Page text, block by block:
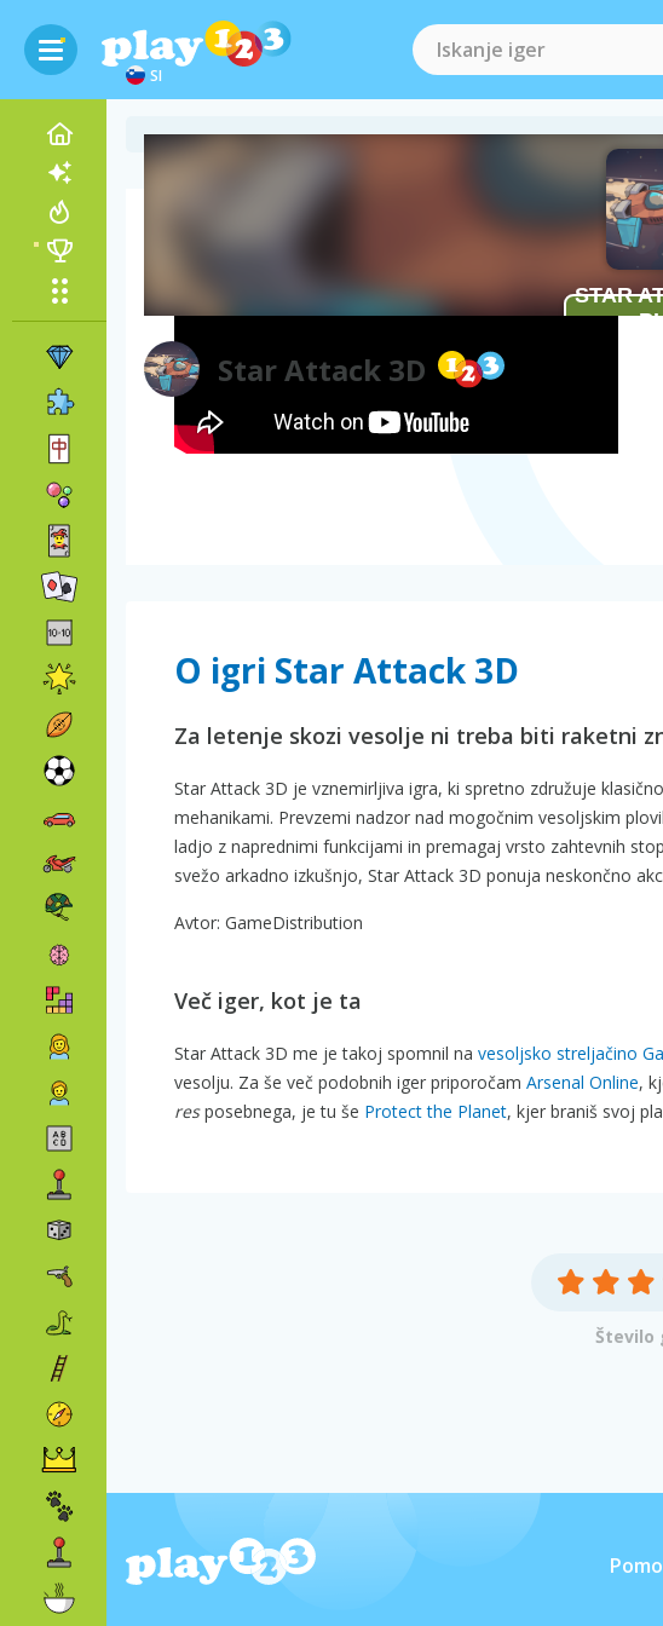
SI
Star Attack 3D
Videoposnetek igre
O igri Star Attack 3D
Za letenje skozi vesolje ni treba biti raketni
Star Attack 3D je vznemirljiva igra, ki spretno združuje
mehanikami. Prevzemi nadzor nad mogočnim vesoljskim
ladjo z naprednimi funkcijami in premagaj vrsto zahtevnih
svežo arkadno izkušnjo, Star Attack 3D ponuja neskončno
Avtor: GameDistribution
Več iger, kot je ta
Star Attack 3D me je takoj spomnil na vesoljsko streljačino
vesolju. Za še več podobnih iger priporočam Arsenal Online,
resposebnega, je tu še Protect the Planet, kjer braniš svoj
Število